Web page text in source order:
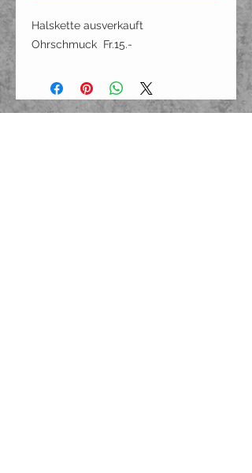
Halskette ausverkauft
Ohrschmuck Fr.15.-